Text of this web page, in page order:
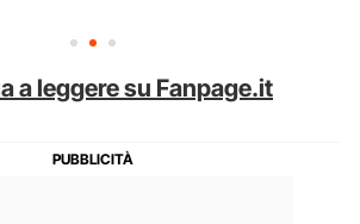
a leggere su Fanpage.it